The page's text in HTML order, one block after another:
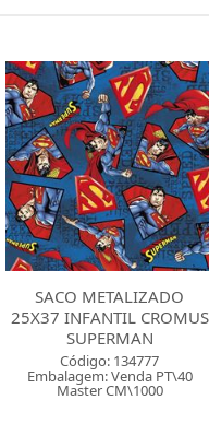
SACO METALIZADO
25X37 INFANTIL CROMUS
BATMAN
Código: 134783
Embalagem: Venda PT\40
Master CM\1000